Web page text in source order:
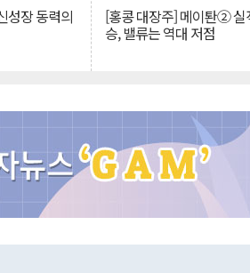
성장 동력의 [홍콩 대장주] 메이퇀② 실
승, 밸류는 역대 저점